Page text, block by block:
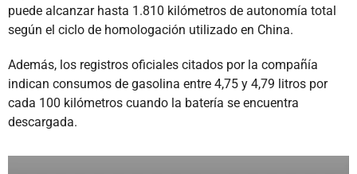
puede alcanzar hasta 1.810 kilómetros de autonomía total
según el ciclo de homologación utilizado en China.
Además, los registros oficiales citados por la compañía
indican consumos de gasolina entre 4,75 y 4,79 litros por
cada 100 kilómetros cuando la batería se encuentra
descargada.